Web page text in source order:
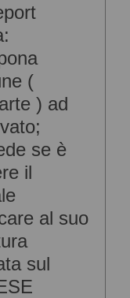
(
) ad
se è
il
al suo
sul